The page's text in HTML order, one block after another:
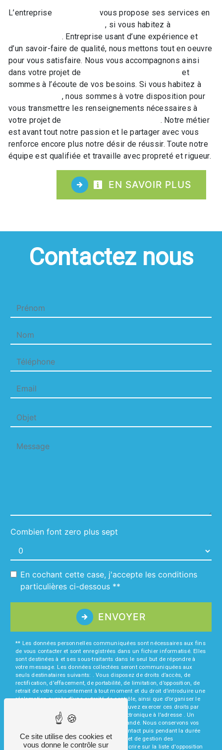
L’entreprise
vous propose ses services en
Accompagnement raquette, si vous habitez à
. Entreprise usant d’une expérience et
d’un savoir-faire de qualité, nous mettons tout en oeuvre
pour vous satisfaire. Nous vous accompagnons ainsi
dans votre projet de
et
sommes à l’écoute de vos besoins. Si vous habitez à
, nous sommes à votre disposition pour
vous transmettre les renseignements nécessaires à
votre projet de
. Notre métier
est avant tout notre passion et le partager avec vous
renforce encore plus notre désir de réussir. Toute notre
équipe est qualifiée et travaille avec propreté et rigueur.
EN SAVOIR PLUS
Contactez nous
Combien font zero plus sept
En cochant cette case, j'accepte les conditions
particulières ci-dessous **
ENVOYER
** Les données personnelles communiquées sont nécessaires aux fins
de vous contacter et sont enregistrées dans un fichier informatisé. Elles
sont destinées à et ses sous-traitants dans le seul but de répondre à
votre message. Les données collectées seront communiquées aux
seuls destinataires suivants: . Vous disposez de droits d’accès, de
rectification, d’effacement, de portabilité, de limitation, d’opposition, de
retrait de votre consentement à tout moment et du droit d’introduire une
réclamation auprès d’une autorité de contrôle, ainsi que d’organiser le
sort de vos données post-mortem. Vous pouvez exercer ces droits par
voie postale à l'adresse ou par courrier électronique à l'adresse . Un
justificatif d'identité pourra vous être demandé. Nous conservons vos
données pendant la période de prise de contact puis pendant la durée
de prescription légale aux fins probatoires et de gestion des
contentieux. Vous avez le droit de vous inscrire sur la liste d'opposition
Ce site utilise des cookies et
vous donne le contrôle sur